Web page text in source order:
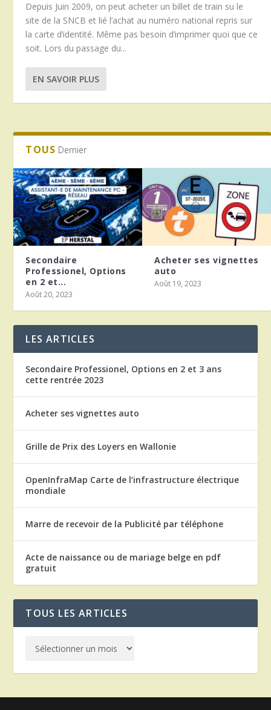
Depuis Juin 2009, on peut acheter un billet de train su le
site de la SNCB et lié l’achat au numéro national repris sur
la carte d’identité. Même pas besoin d’imprimer quoi que ce
soit. Lors du passage du...
EN SAVOIR PLUS
TOUS Dernier
Secondaire
Professionel, Options
en 2 et...
Août 20, 2023
Acheter ses vignettes
auto
Août 19, 2023
LES ARTICLES
Secondaire Professionel, Options en 2 et 3 ans
cette rentrée 2023
Acheter ses vignettes auto
Grille de Prix des Loyers en Wallonie
OpenInfraMap Carte de l’infrastructure électrique
mondiale
Marre de recevoir de la Publicité par téléphone
Acte de naissance ou de mariage belge en pdf
gratuit
TOUS LES ARTICLES